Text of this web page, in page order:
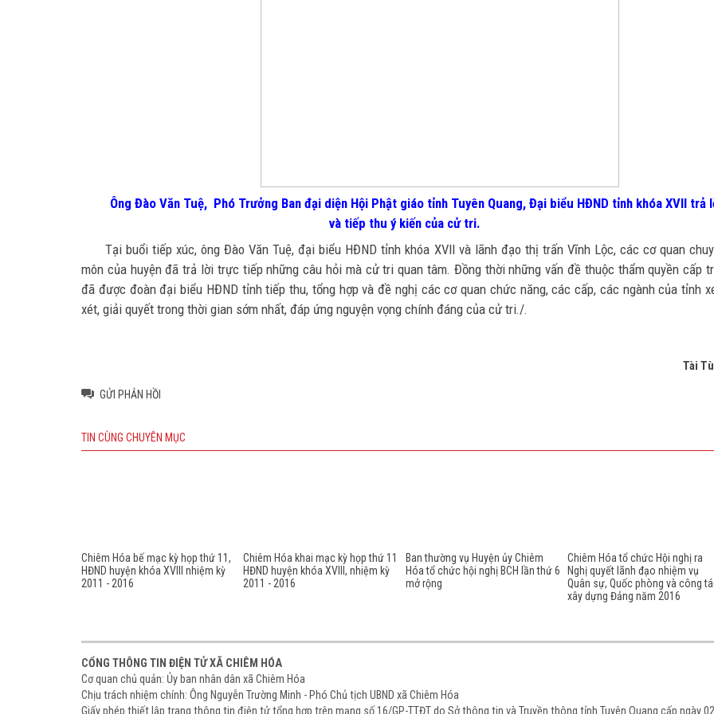
Ông Đào Văn Tuệ, Phó Trưởng Ban đại diện Hội Phật giáo tỉnh Tuyên Quang, Đại biểu HĐND tỉnh khóa XVII trả
và tiếp thu ý kiến của cử tri.
Tại buổi tiếp xúc, ông Đào Văn Tuệ, đại biểu HĐND tỉnh khóa XVII và lãnh đạo thị trấn Vĩnh Lộc, các cơ quan
môn của huyện đã trả lời trực tiếp những câu hỏi mà cử tri quan tâm. Đồng thời những vấn đề thuộc thẩm quyền cấp
đã được đoàn đại biểu HĐND tỉnh tiếp thu, tổng hợp và đề nghị các cơ quan chức năng, các cấp, các ngành của tỉnh
xét, giải quyết trong thời gian sớm nhất, đáp ứng nguyện vọng chính đáng của cử tri./.
Tài
GỬI PHẢN HỒI
TIN CÙNG CHUYÊN MỤC
Chiêm Hóa bế mạc kỳ họp thứ 11,
HĐND huyện khóa XVIII nhiệm kỳ
2011 - 2016
Chiêm Hóa khai mạc kỳ họp thứ 11
HĐND huyện khóa XVIII, nhiệm kỳ
2011 - 2016
Ban thường vụ Huyện ủy Chiêm
Hóa tổ chức hội nghị BCH lần thứ 6
mở rộng
Chiêm Hóa tổ chức Hội nghị ra
Nghị quyết lãnh đạo nhiệm vụ
Quân sự, Quốc phòng và công
xây dựng Đảng năm 2016
CỔNG THÔNG TIN ĐIỆN TỬ XÃ CHIÊM HÓA
Cơ quan chủ quản: Ủy ban nhân dân xã Chiêm Hóa
Chịu trách nhiệm chính: Ông Nguyễn Trường Minh - Phó Chủ tịch UBND xã Chiêm Hóa
Giấy phép thiết lập trang thông tin điện tử tổng hợp trên mạng số 16/GP-TTĐT do Sở thông tin và Truyền thông tỉnh Tuyên Quang cấp ngày